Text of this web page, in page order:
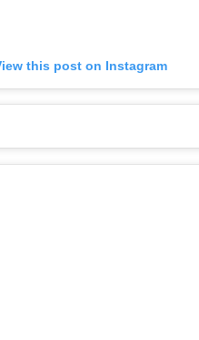
this post on Instagram